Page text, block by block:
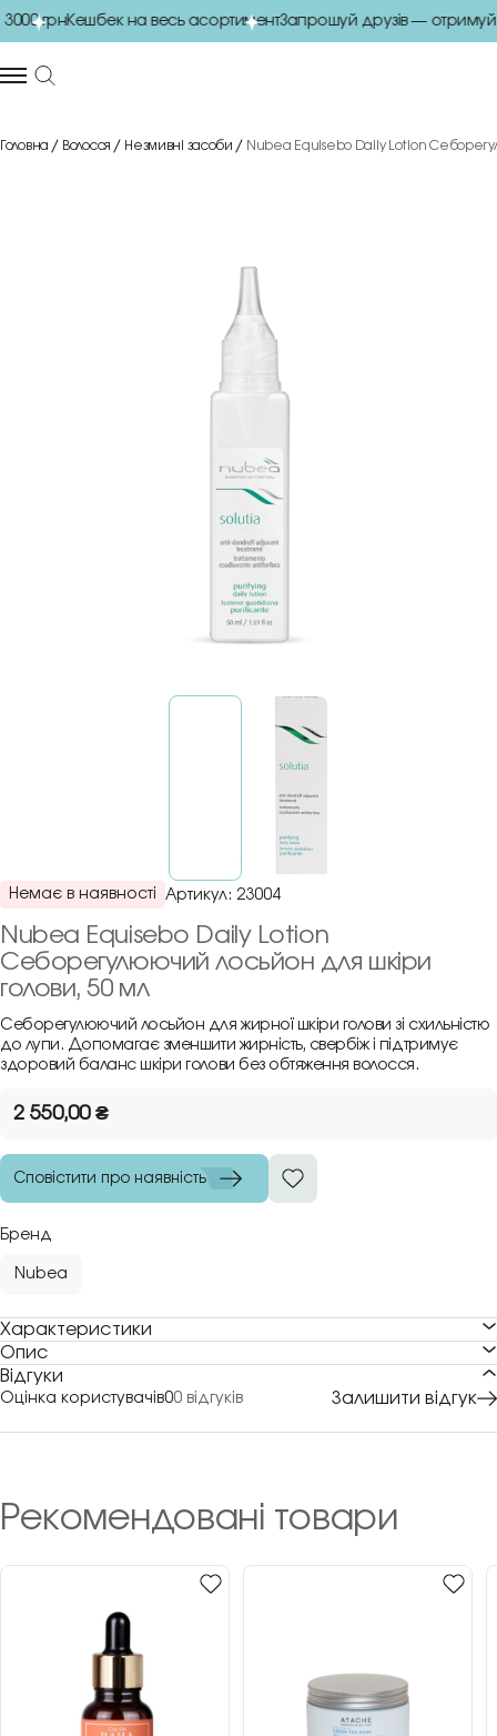
грнКешбек на весь асортиментЗапрошуй друзів — отримуй
Головна Волосся Незмивні засоби Nubea Equisebo Daily Lotion
Немає в наявності Артикул: 23004
Nubea Equisebo Daily Lotion
Себорегулюючий лосьйон для шкіри
голови, 50 мл
Себорегулюючий лосьйон для жирної шкіри голови зі схильністю
до лупи. Допомагає зменшити жирність, свербіж і підтримує
здоровий баланс шкіри голови без обтяження волосся.
2 550,00₴
Сповістити про наявність
Бренд
Nubea
Характеристики
Опис
Відгуки
Оцінка користувачів00 відгуків Залишити відгук
Рекомендовані товари